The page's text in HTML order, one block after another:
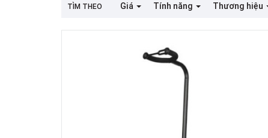
TÌM THEO Giá Tính năng Thương hiệu